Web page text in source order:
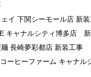
イ 下関シーモール店 新
キャナルシティ博多店
長崎夢彩都店 新装工事
ーヒーファーム キャナル